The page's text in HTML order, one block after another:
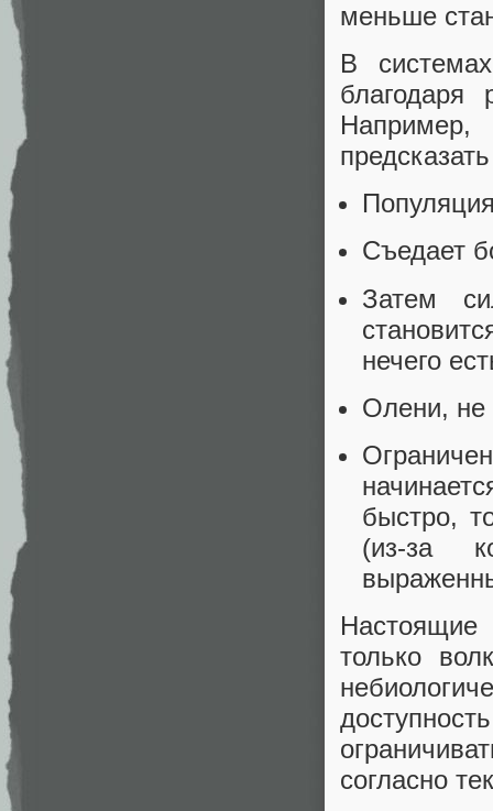
меньше
В
Съедает
Затем
нечего
Олени, не
быстро,
(из-за
только
согласно